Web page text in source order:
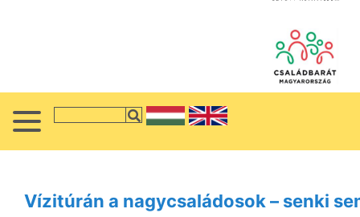
Vízitúrán a nagycsaládosok – senki